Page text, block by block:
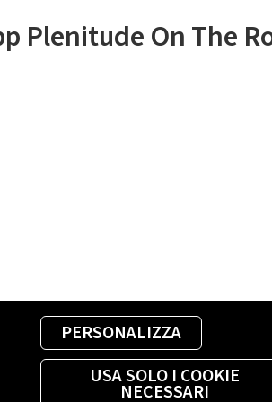
PERSONALIZZA
USA SOLO I COOKIE
NECESSARI
Plenitude On The